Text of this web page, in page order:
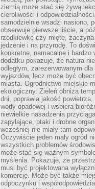
ziemią może stać się żywą
cierpliwości i
samodzielnie wsadzi nasiono,
obserwuje pierwsze liście, a
rzodkiewkę czy miętę,
jedzenie i na przyrodę. To
konkretne, namacalne i bardzo
dodatku pokazuje, że natura
odległym, zarezerwowanym
wyjazdów, lecz może być
miasta. Ogrodnictwo miejskie
ekologiczny. Zieleń obniża
dni, poprawia jakość
wody opadowej i wspiera
niewielkie nasadzenia
zapylające, ptaki i drobne
wcześniej nie miały tam
Oczywiście jeden mały ogród
wszystkich problemów
może stać się ważnym
myślenia. Pokazuje, że
musi być projektowana
komercję. Może być także
odpoczynku i